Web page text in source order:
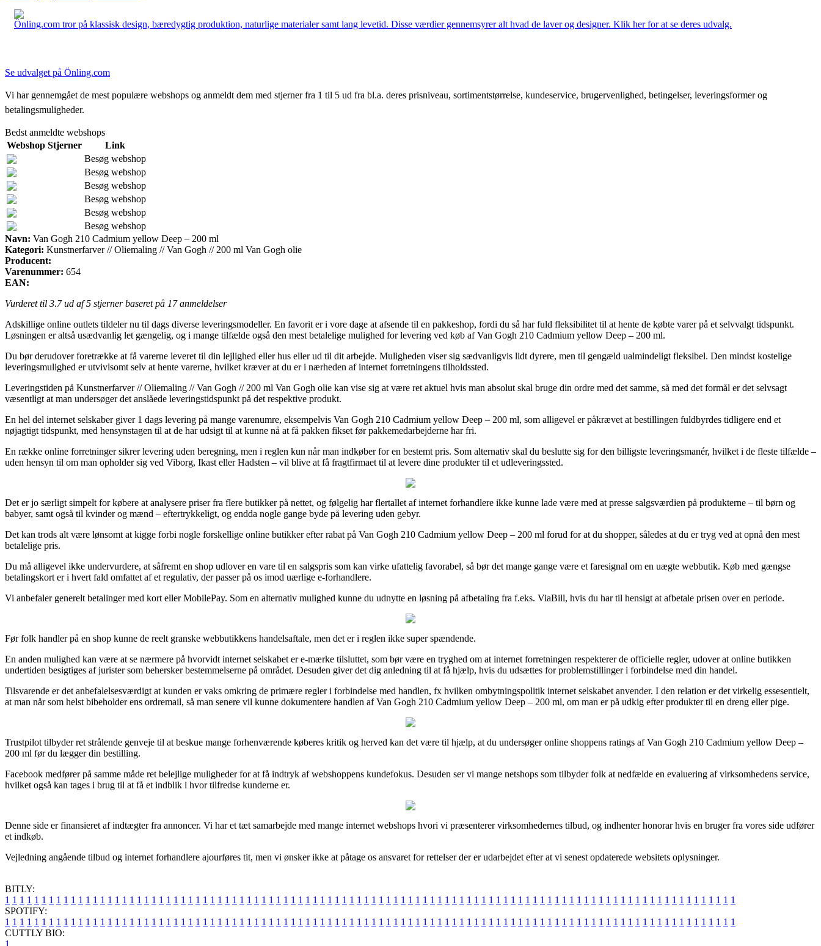
Önling.com tror på klassisk design, bæredygtig produktion, naturlige materialer samt lang levetid. Disse værdier gennemsyrer alt hvad de laver og designer. Klik her for at se deres udvalg.
Se udvalget på Önling.com
Vi har gennemgået de mest populære webshops og anmeldt dem med stjerner fra 1 til 5 ud fra bl.a. deres prisniveau, sortimentstørrelse, kundeservice, brugervenlighed, betingelser, leveringsformer og
betalingsmuligheder.
Bedst anmeldte webshops
Webshop Stjerner
Link
Besøg webshop
Besøg webshop
Besøg webshop
Besøg webshop
Besøg webshop
Besøg webshop
Navn: Van Gogh 210 Cadmium yellow Deep – 200 ml
Kategori: Kunstnerfarver // Oliemaling // Van Gogh // 200 ml Van Gogh olie
Producent:
Varenummer: 654
EAN:
Vurderet til 3.7ud af 5 stjerner baseret på 17anmeldelser
Adskillige online outlets tildeler nu til dags diverse leveringsmodeller. En favorit er i vore dage at afsende til en pakkeshop, fordi du så har fuld fleksibilitet til at hente de købte varer på et selvvalgt tidspunkt.
Løsningen er altså usædvanlig let gængelig, og i mange tilfælde også den mest betalelige mulighed for levering ved køb af Van Gogh 210 Cadmium yellow Deep – 200 ml.
Du bør derudover foretrække at få varerne leveret til din lejlighed eller hus eller ud til dit arbejde. Muligheden viser sig sædvanligvis lidt dyrere, men til gengæld ualmindeligt fleksibel. Den mindst kostelige
leveringsmulighed er utvivlsomt selv at hente varerne, hvilket kræver at du er i nærheden af internet forretningens tilholdssted.
Leveringstiden på Kunstnerfarver // Oliemaling // Van Gogh // 200 ml Van Gogh olie kan vise sig at være ret aktuel hvis man absolut skal bruge din ordre med det samme, så med det formål er det selvsagt
væsentligt at man undersøger det anslåede leveringstidspunkt på det respektive produkt.
En hel del internet selskaber giver 1 dags levering på mange varenumre, eksempelvis Van Gogh 210 Cadmium yellow Deep – 200 ml, som alligevel er påkrævet at bestillingen fuldbyrdes tidligere end et
nøjagtigt tidspunkt, med hensynstagen til at de har udsigt til at kunne nå at få pakken fikset før pakkemedarbejderne har fri.
En række online forretninger sikrer levering uden beregning, men i reglen kun når man indkøber for en bestemt pris. Som alternativ skal du beslutte sig for den billigste leveringsmanér, hvilket i de fleste tilfælde –
uden hensyn til om man opholder sig ved Viborg, Ikast eller Hadsten – vil blive at få fragtfirmaet til at levere dine produkter til et udleveringssted.
Det er jo særligt simpelt for købere at analysere priser fra flere butikker på nettet, og følgelig har flertallet af internet forhandlere ikke kunne lade være med at presse salgsværdien på produkterne – til børn og
babyer, samt også til kvinder og mænd – eftertrykkeligt, og endda nogle gange byde på levering uden gebyr.
Det kan trods alt være lønsomt at kigge forbi nogle forskellige online butikker efter rabat på Van Gogh 210 Cadmium yellow Deep – 200 ml forud for at du shopper, således at du er tryg ved at opnå den mest
betalelige pris.
Du må alligevel ikke undervurdere, at såfremt en shop udlover en vare til en salgspris som kan virke ufattelig favorabel, så bør det mange gange være et faresignal om en uægte webbutik. Køb med gængse
betalingskort er i hvert fald omfattet af et regulativ, der passer på os imod uærlige e-forhandlere.
Vi anbefaler generelt betalinger med kort eller MobilePay. Som en alternativ mulighed kunne du udnytte en løsning på afbetaling fra f.eks. ViaBill, hvis du har til hensigt at afbetale prisen over en periode.
Før folk handler på en shop kunne de reelt granske webbutikkens handelsaftale, men det er i reglen ikke super spændende.
En anden mulighed kan være at se nærmere på hvorvidt internet selskabet er e-mærke tilsluttet, som bør være en tryghed om at internet forretningen respekterer de officielle regler, udover at online butikken
undertiden besigtiges af jurister som behersker bestemmelserne på området. Desuden giver det dig anledning til at få hjælp, hvis du udsættes for problemstillinger i forbindelse med din handel.
Tilsvarende er det anbefalelsesværdigt at kunden er vaks omkring de primære regler i forbindelse med handlen, fx hvilken ombytningspolitik internet selskabet anvender. I den relation er det virkelig essesentielt,
at man når som helst bibeholder ens ordremail, så man senere vil kunne dokumentere handlen af Van Gogh 210 Cadmium yellow Deep – 200 ml, om man er på udkig efter produkter til en dreng eller pige.
Trustpilot tilbyder ret strålende genveje til at beskue mange forhenværende køberes kritik og herved kan det være til hjælp, at du undersøger online shoppens ratings af Van Gogh 210 Cadmium yellow Deep –
200 ml før du lægger din bestilling.
Facebook medfører på samme måde ret belejlige muligheder for at få indtryk af webshoppens kundefokus. Desuden ser vi mange netshops som tilbyder folk at nedfælde en evaluering af virksomhedens service,
hvilket også kan tages i brug til at få et indblik i hvor tilfredse kunderne er.
Denne side er finansieret af indtægter fra annoncer. Vi har et tæt samarbejde med mange internet webshops hvori vi præsenterer virksomhedernes tilbud, og indhenter honorar hvis en bruger fra vores side udfører
et indkøb.
Vejledning angående tilbud og internet forhandlere ajourføres tit, men vi ønsker ikke at påtage os ansvaret for rettelser der er udarbejdet efter at vi senest opdaterede websitets oplysninger.
BITLY:
1 1 1 1 1 1 1 1 1 1 1 1 1 1 1 1 1 1 1 1 1 1 1 1 1 1 1 1 1 1 1 1 1 1 1 1 1 1 1 1 1 1 1 1 1 1 1 1 1 1 1 1 1 1 1 1 1 1 1 1 1 1 1 1 1 1 1 1 1 1 1 1 1 1 1 1 1 1 1 1 1 1 1 1 1 1 1 1 1 1 1 1 1 1 1 1 1 1 1 1
SPOTIFY:
1 1 1 1 1 1 1 1 1 1 1 1 1 1 1 1 1 1 1 1 1 1 1 1 1 1 1 1 1 1 1 1 1 1 1 1 1 1 1 1 1 1 1 1 1 1 1 1 1 1 1 1 1 1 1 1 1 1 1 1 1 1 1 1 1 1 1 1 1 1 1 1 1 1 1 1 1 1 1 1 1 1 1 1 1 1 1 1 1 1 1 1 1 1 1 1 1 1 1 1
CUTTLY BIO:
1